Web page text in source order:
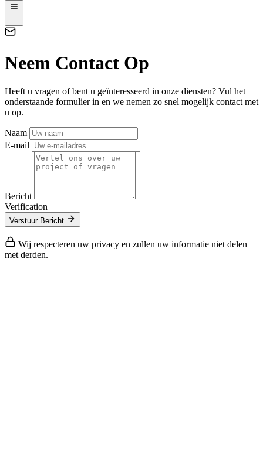
Neem Contact Op
Heeft u vragen of bent u geïnteresseerd in onze diensten? Vul het
onderstaande formulier in en we nemen zo snel mogelijk contact met
u op.
Naam
E-mail
Bericht
Verification
Verstuur Bericht
Wij respecteren uw privacy en zullen uw informatie niet delen
met derden.